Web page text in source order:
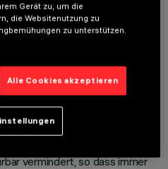
für LED, speziell für die
Die patentierte
sorgt für eine
Bestrahlung von Wänden,
vermindert, so dass immer
Gerät zu, um die
die Websitenutzung zu
zu unterstützen.
Alle Cookies akzeptieren